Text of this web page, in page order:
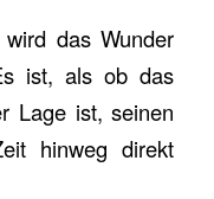
das Wunder
ist, als ob das
Lage ist, seinen
hinweg direkt